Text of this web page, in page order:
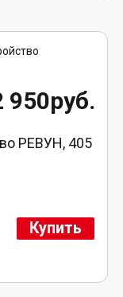
950руб.
РЕВУН, 405
Купить